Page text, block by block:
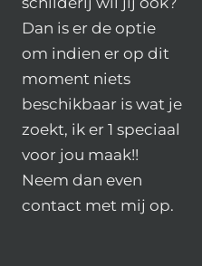
Dan is er de optie
om indien er op dit
moment niets
beschikbaar is wat je
zoekt, ik er 1 speciaal
voor jou maak!!
Neem dan even
contact met mij op.